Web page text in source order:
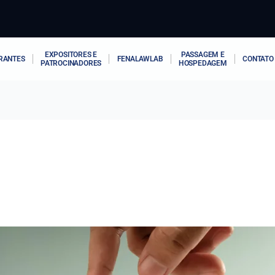
EXPOSITORES E
PATROCINADORES
FENALAWLAB
PASSAGEM E
HOSPEDAGEM
CONTATO